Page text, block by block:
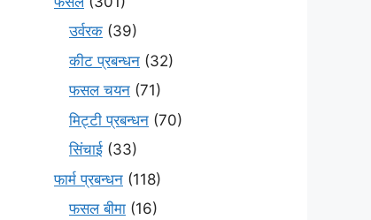
उर्वरक (39)
कीट प्रबन्धन (32)
फसल चयन (71)
मि‌ट्टी प्रबन्धन (70)
सिंचाई (33)
फार्म प्रबन्धन (118)
फसल बीमा (16)